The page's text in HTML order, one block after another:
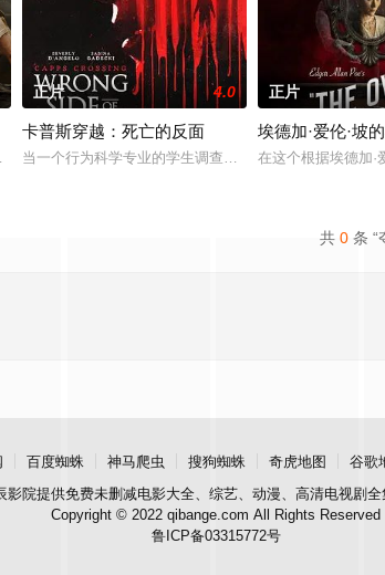
慕名报名了名为 “恶魔之口” 的偏远洞穴潜水游览。此前
人工智能控制政权的追捕，他必须战胜精英刺客、机械士
正片 4.0
卡普斯穿越：死亡的反面
当一个行为科学专业的学生调查卡普斯十字路口的谋杀
正片
埃德加·爱伦·坡
在这个根据埃德加
共 0 条 “
百度蜘蛛 神马爬虫 搜狗蜘蛛 奇虎地图 谷歌
影院提供免费未删减电影大全、综艺、动漫、高清电视剧
Copyright © 2022 qibange.com All Rights Reserved
鲁ICP备03315772号